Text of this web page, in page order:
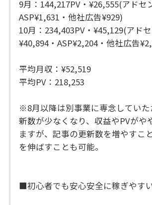
9月：144,217PV・¥26,555(アドセ
ASP¥1,631・他社広告¥929)
10月：234,403PV・¥45,129(アド
¥40,894・ASP¥2,204・他社広告
平均月収：¥52,519
平均PV：218,253
※8月以降は別事業に専念してい
新数が少なくなり、収益やPVがや
ますが、記事の更新数を増やすこ
を伸ばすことも可能。
■初心者でも安心安全に稼ぎやす